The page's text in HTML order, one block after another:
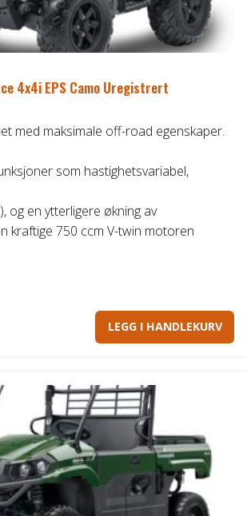
4x4i EPS Camo Uregistrert
med maksimale off-road egenskaper.
som hastighetsvariabel,
og en ytterligere økning av
kraftige 750 ccm V-twin motoren
LEGG I HANDLEKURV